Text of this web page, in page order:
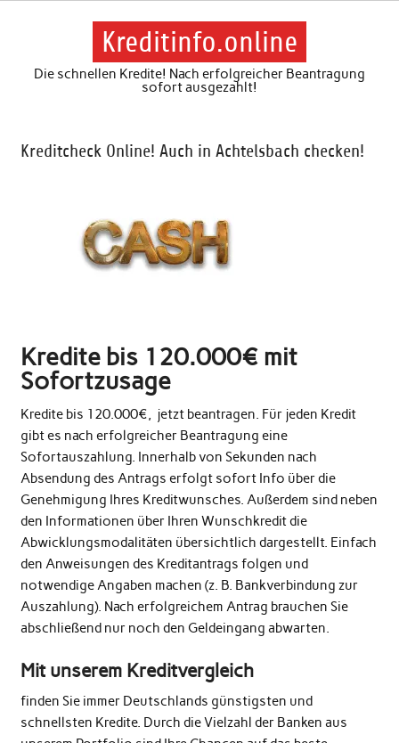
Skip
Kreditinfo.online
Die schnellen Kredite! Nach erfolgreicher Beantragung
sofort ausgezahlt!
Kreditcheck Online! Auch in Achtelsbach checken!
Kredite bis 120.000€ mit
Sofortzusage
Kredite bis 120.000€, jetzt beantragen. Für jeden Kredit
gibt es nach erfolgreicher Beantragung eine
Sofortauszahlung. Innerhalb von Sekunden nach
Absendung des Antrags erfolgt sofort Info über die
Genehmigung Ihres Kreditwunsches. Außerdem sind neben
den Informationen über Ihren Wunschkredit die
Abwicklungsmodalitäten übersichtlich dargestellt. Einfach
den Anweisungen des Kreditantrags folgen und
notwendige Angaben machen (z. B. Bankverbindung zur
Auszahlung). Nach erfolgreichem Antrag brauchen Sie
abschließend nur noch den Geldeingang abwarten.
Mit unserem Kreditvergleich
finden Sie immer Deutschlands günstigsten und
schnellsten Kredite. Durch die Vielzahl der Banken aus